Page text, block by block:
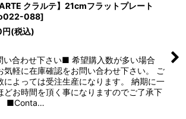
クラルテ】21cmフラットプレート
088]
円(税込)
合わせ下さい■ 希望購入数が多い場合
気軽に在庫確認をお問い合わせ下さい。 ご
によっては受注生産になります。 納期に一
どお時間を頂く事になりますのでご了承下
■Conta…